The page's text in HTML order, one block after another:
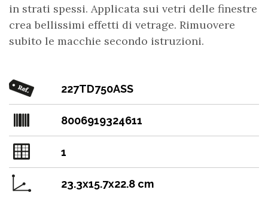
in strati spessi. Applicata sui vetri delle finestre
crea bellissimi effetti di vetrage. Rimuovere
subito le macchie secondo istruzioni.
227TD750ASS
8006919324611
1
23.3x15.7x22.8 cm